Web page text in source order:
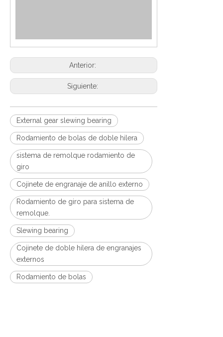
Anterior:
Siguiente:
External gear slewing bearing
Rodamiento de bolas de doble hilera
sistema de remolque rodamiento de
giro
Cojinete de engranaje de anillo externo
Rodamiento de giro para sistema de
remolque.
Slewing bearing
Cojinete de doble hilera de engranajes
externos
Rodamiento de bolas